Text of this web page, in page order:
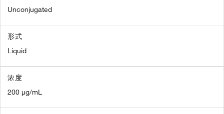
Unconjugated
形式
Liquid
浓度
200 µg/mL